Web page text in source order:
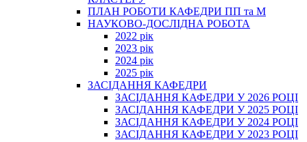
ПЛАН РОБОТИ КАФЕДРИ ПП та М
НАУКОВО-ДОСЛІДНА РОБОТА
2022 рік
2023 рік
2024 рік
2025 рік
ЗАСІДАННЯ КАФЕДРИ
ЗАСІДАННЯ КАФЕДРИ У 2026 РОЦІ
ЗАСІДАННЯ КАФЕДРИ У 2025 РОЦІ
ЗАСІДАННЯ КАФЕДРИ У 2024 РОЦІ
ЗАСІДАННЯ КАФЕДРИ У 2023 РОЦІ